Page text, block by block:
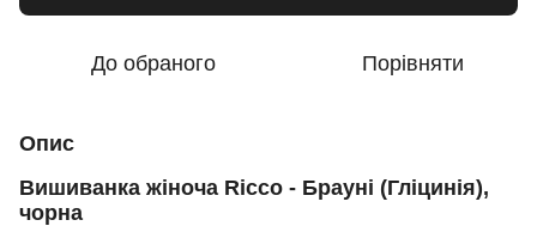
До обраного Порівняти
Опис
Вишиванка жіноча Ricco - Брауні (Гліцинія),
чорна